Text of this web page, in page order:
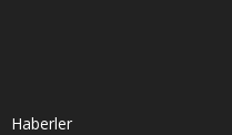
Haberler